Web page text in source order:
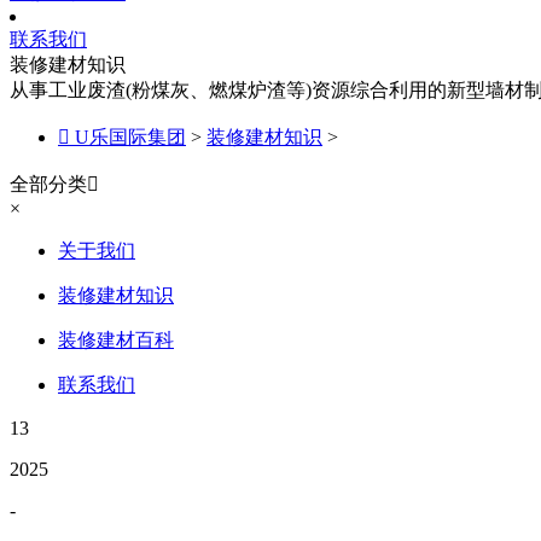
联系我们
装修建材知识
从事工业废渣(粉煤灰、燃煤炉渣等)资源综合利用的新型墙材
 U乐国际集团 > 装修建材知识 >
全部分类
×
关于我们
装修建材知识
装修建材百科
联系我们
13
2025
-